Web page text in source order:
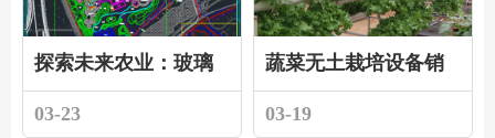
探索未来农业：玻璃
温室、无土栽培与温
室设计
03-23
蔬菜无土栽培设备销
售厂家带您走进绿色
未来
03-19